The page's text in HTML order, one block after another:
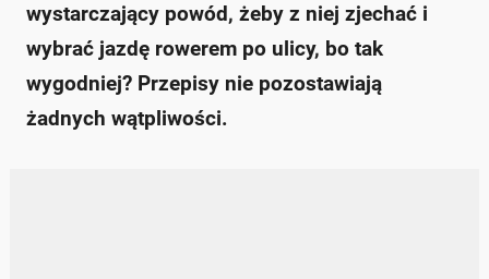
wystarczający powód, żeby z niej zjechać i
wybrać jazdę rowerem po ulicy, bo tak
wygodniej? Przepisy nie pozostawiają
żadnych wątpliwości.